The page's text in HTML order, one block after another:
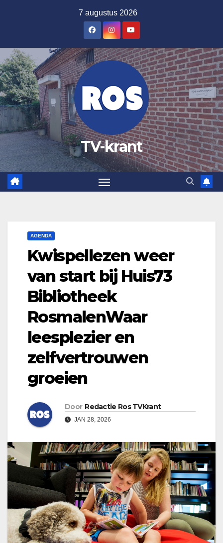
inhoud
7 augustus 2026
TV-krant
AGENDA
Kwispellezen weer
van start bij Huis73
Bibliotheek
RosmalenWaar
leesplezier en
zelfvertrouwen
groeien
Door Redactie Ros TVKrant
JAN 28, 2026